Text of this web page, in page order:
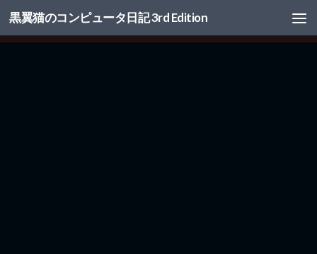
コンテンツへスキップ
黒翼猫のコンピュータ日記 3rd Edition